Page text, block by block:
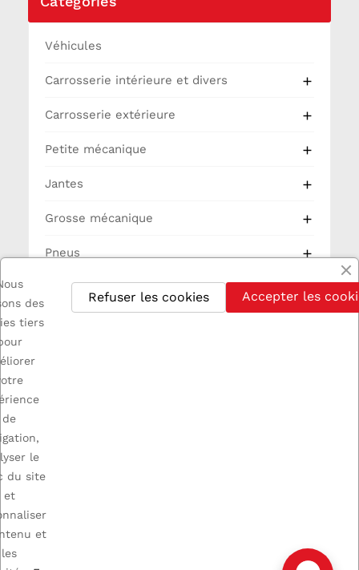
Véhicules
Carrosserie intérieure et divers 
Carrosserie extérieure 
Petite mécanique 
Jantes 
Grosse mécanique 
Pneus 
Partie Cycle
INFORMATIONS
A PROPOS
VOTRE COMPTE
des
tiers
de
le
du site
et
et
les
Accepter les
Refuser les cookies